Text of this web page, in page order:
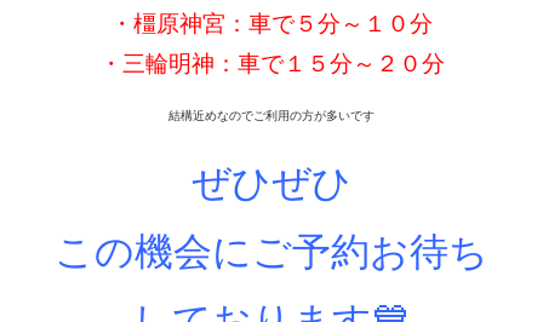
・橿原神宮：車で５分～１０分
・三輪明神：車で１５分～２０分
結構近めなのでご利用の方が多いです
ぜひぜひ
この機会にご予約お待ち